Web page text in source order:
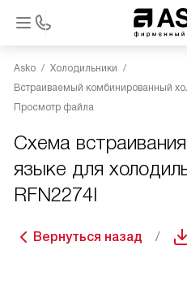
Asko
Холодильники
Встраиваемый комбинированный
Просмотр файла
Схема
языке для
RFN2274I
Вернуться назад